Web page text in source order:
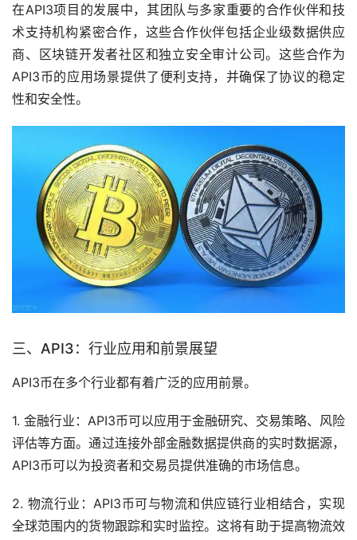
在API3项目的发展中，其团队与多家重要的合作伙伴和技
术支持机构紧密合作，这些合作伙伴包括企业级数据供应
商、区块链开发者社区和独立安全审计公司。这些合作为
API3币的应用场景提供了便利支持，并确保了协议的稳定
性和安全性。
三、API3：行业应用和前景展望
API3币在多个行业都有着广泛的应用前景。
1. 金融行业：API3币可以应用于金融研究、交易策略、风险
评估等方面。通过连接外部金融数据提供商的实时数据源，
API3币可以为投资者和交易员提供准确的市场信息。
2. 物流行业：API3币可与物流和供应链行业相结合，实现
全球范围内的货物跟踪和实时监控。这将有助于提高物流效